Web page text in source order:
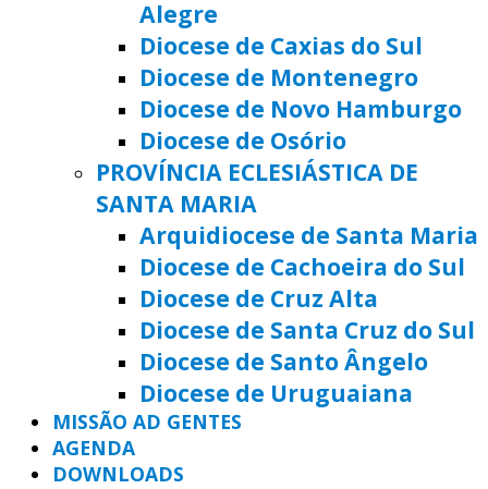
Alegre
Diocese de Caxias do Sul
Diocese de Montenegro
Diocese de Novo Hamburgo
Diocese de Osório
PROVÍNCIA ECLESIÁSTICA DE
SANTA MARIA
Arquidiocese de Santa Maria
Diocese de Cachoeira do Sul
Diocese de Cruz Alta
Diocese de Santa Cruz do Sul
Diocese de Santo Ângelo
Diocese de Uruguaiana
MISSÃO AD GENTES
AGENDA
DOWNLOADS